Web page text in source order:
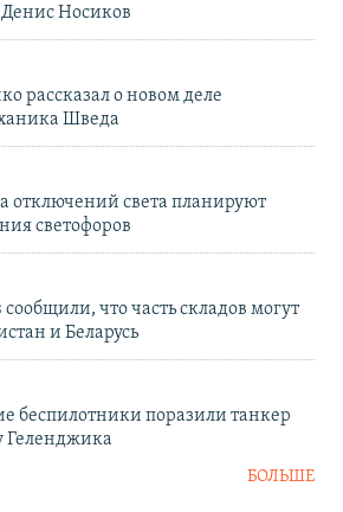
Носиков
рассказал о новом деле
Шведа
отключений света планируют
светофоров
что часть складов могут
и Беларусь
беспилотники поразили танкер
Геленджика
БОЛЬШЕ